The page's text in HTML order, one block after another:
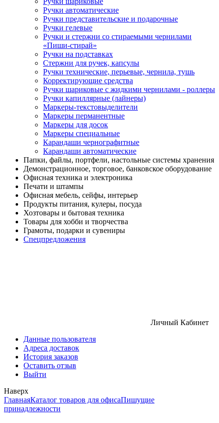
Ручки автоматические
Ручки представительские и подарочные
Ручки гелевые
Ручки и стержни со стираемыми чернилами
«Пиши-стирай»
Ручки на подставках
Стержни для ручек, капсулы
Ручки технические, перьевые, чернила, тушь
Корректирующие средства
Ручки шариковые с жидкими чернилами - роллеры
Ручки капиллярные (лайнеры)
Маркеры-текстовыделители
Маркеры перманентные
Маркеры для досок
Маркеры специальные
Карандаши чернографитные
Карандаши автоматические
Папки, файлы, портфели, настольные системы хранения
Демонстрационное, торговое, банковское оборудование
Офисная техника и электроника
Печати и штампы
Офисная мебель, сейфы, интерьер
Продукты питания, кулеры, посуда
Хозтовары и бытовая техника
Товары для хобби и творчества
Грамоты, подарки и сувениры
Спецпредложения
Личный Кабинет
Данные пользователя
Адреса доставок
История заказов
Оставить отзыв
Выйти
Наверх
ГлавнаяКаталог товаров для офисаПишущие
принадлежности